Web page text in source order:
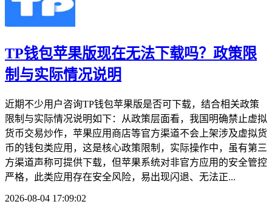
TP钱包苹果版现在无法下载吗？政策限
制与实际情况说明
近期不少用户咨询TP钱包苹果版是否可下载，结合相关政策
限制与实际情况说明如下：从政策层面看，我国明确禁止虚拟
货币交易炒作，苹果应用商店等官方渠道不会上架涉及虚拟货
币的钱包类应用，这是核心政策限制，实际操作中，虽有第三
方渠道声称可提供下载，但苹果系统对非官方应用的安全管控
严格，此类应用存在安全风险，易出现闪退、无法正...
2026-08-04 17:09:02